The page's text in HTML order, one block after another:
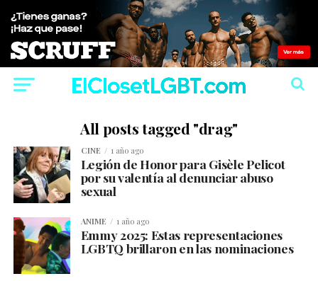
All posts tagged "drag"
CINE 1 año ago
Legión de Honor para Gisèle Pelicot
por su valentía al denunciar abuso
sexual
ANIME 1 año ago
Emmy 2025: Estas representaciones
LGBTQ brillaron en las nominaciones